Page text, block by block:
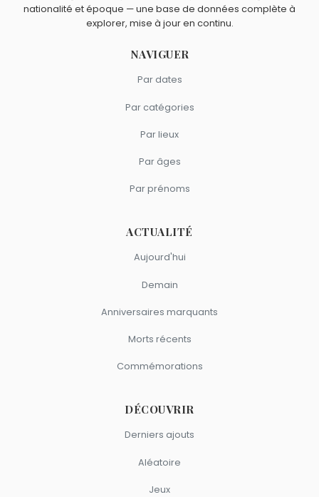
nationalité et époque — une base de données complète à
explorer, mise à jour en continu.
NAVIGUER
Par dates
Par catégories
Par lieux
Par âges
Par prénoms
ACTUALITÉ
Aujourd'hui
Demain
Anniversaires marquants
Morts récents
Commémorations
DÉCOUVRIR
Derniers ajouts
Aléatoire
Jeux